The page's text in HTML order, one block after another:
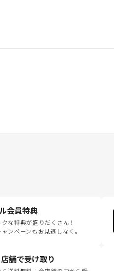
会員特典
な特典が盛りだくさん！
ンペーンもお見逃しなく。
舗で受け取り